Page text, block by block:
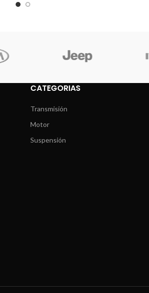
CATEGORIAS
Transmisión
Motor
Suspensión